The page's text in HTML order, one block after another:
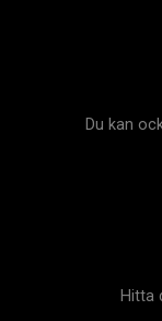
Du kan
Hitta